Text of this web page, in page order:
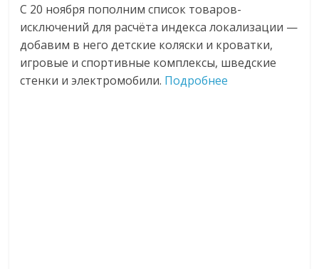
C 20 ноября пополним список товаров-
исключений для расчёта индекса локализации —
добавим в него детские коляски и кроватки,
игровые и спортивные комплексы, шведские
стенки и электромобили. Подробнее